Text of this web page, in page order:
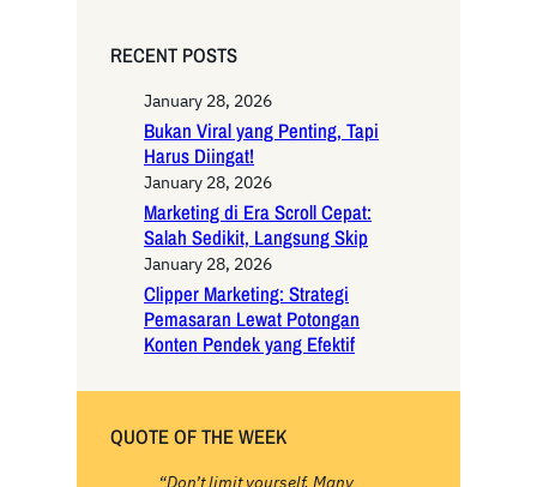
rRECENT POSTS
January 28, 2026
Bukan Viral yang Penting, Tapi
Harus Diingat!
January 28, 2026
Marketing di Era Scroll Cepat:
Salah Sedikit, Langsung Skip
January 28, 2026
Clipper Marketing: Strategi
Pemasaran Lewat Potongan
Konten Pendek yang Efektif
QUOTE OF THE WEEK
“Don’t limit yourself. Many